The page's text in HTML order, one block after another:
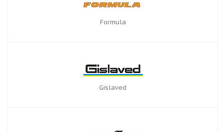
Formula
Gislaved